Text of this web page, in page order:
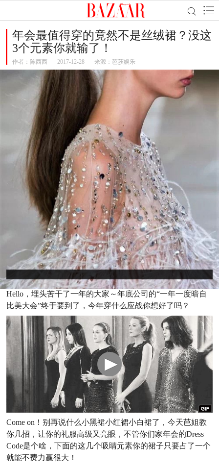
年会最值得穿的竟然不是丝绒裙？没这
3个元素你就输了！
作者： 陈西西 2017-12-28 来源：芭莎娱乐
Hello，埋头苦干了一年的大家～年底公司的“一年一度暗自
比美大会”终于要到了，今年穿什么应战你想好了吗？
Come on！别再说什么小黑裙小红裙小白裙了，今天芭姐教
你几招，让你的礼服高级又亮眼，不管你们家年会的Dress
Code是个啥，下面的这几个吸睛元素你的裙子只要占了一个
就能不费力赢很大！